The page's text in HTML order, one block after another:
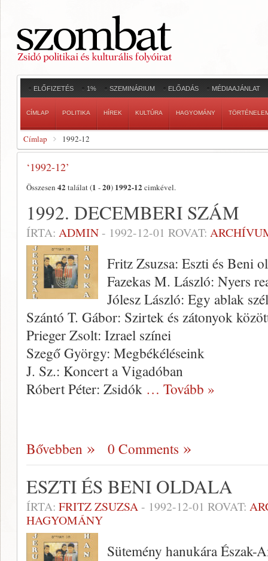
ELŐFIZETÉS 1% SZEMINÁRIUM ELŐADÁS MÉDIAAJÁNLAT
CÍMLAP POLITIKA HÍREK KULTÚRA HAGYOMÁNY
Címlap 1992-12
‘1992-12’
Összesen 42 találat (1 -20) 1992-12 cimkével.
1992. DECEMBERI SZÁM
ÍRTA: ADMIN- 1992-12-01 ROVAT:
Fritz Zsuzsa: Eszti és Beni
Fazekas M. László: Nyers
Jólesz László: Egy ablak
Szántó T. Gábor: Szirtek és zátonyok
Prieger Zsolt: Izrael színei
Szegő György: Megbékéléseink
J. Sz.: Koncert a Vigadóban
Róbert Péter: Zsidók … Tovább »
Bővebben 0 Comments
ESZTI ÉS BENI OLDALA
ÍRTA: FRITZ ZSUZSA- 1992-12-01 ROVAT:
HAGYOMÁNY
Sütemény hanukára Észak-